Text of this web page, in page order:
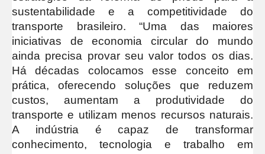
sustentabilidade e a competitividade do
transporte brasileiro. “Uma das maiores
iniciativas de economia circular do mundo
ainda precisa provar seu valor todos os dias.
Há décadas colocamos esse conceito em
prática, oferecendo soluções que reduzem
custos, aumentam a produtividade do
transporte e utilizam menos recursos naturais.
A indústria é capaz de transformar
conhecimento, tecnologia e trabalho em